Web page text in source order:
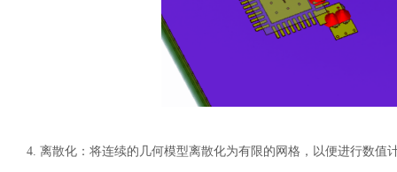
4. 离散化：将连续的几何模型离散化为有限的网格，以便进行数